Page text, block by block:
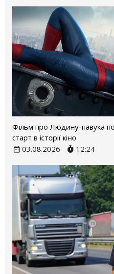
Фільм про Людину-павука
старт в історії кіно
03.08.2026
12:24